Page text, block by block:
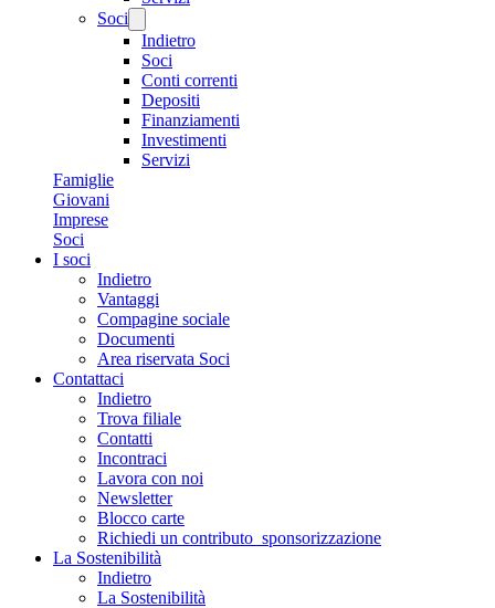
Soci
Indietro
Soci
Conti correnti
Depositi
Finanziamenti
Investimenti
Servizi
Famiglie
Giovani
Imprese
Soci
I soci
Indietro
Vantaggi
Compagine sociale
Documenti
Area riservata Soci
Contattaci
Indietro
Trova filiale
Contatti
Incontraci
Lavora con noi
Newsletter
Blocco carte
Richiedi un contributo_sponsorizzazione
La Sostenibilità
Indietro
La Sostenibilità